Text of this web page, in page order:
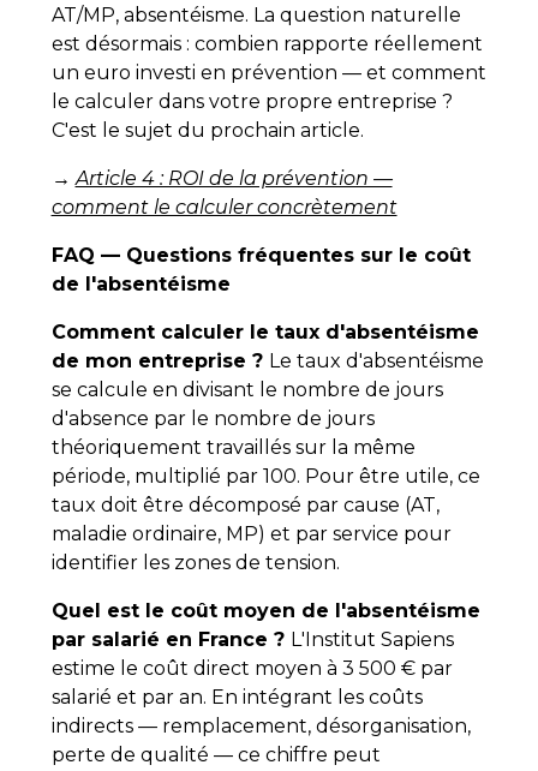
AT/MP, absentéisme. La question naturelle
est désormais : combien rapporte réellement
un euro investi en prévention — et comment
le calculer dans votre propre entreprise ?
C'est le sujet du prochain article.
→Article 4 : ROI de la prévention —
comment le calculer concrètement
FAQ — Questions fréquentes sur le coût
de l'absentéisme
Comment calculer le taux d'absentéisme
de mon entreprise ? Le taux d'absentéisme
se calcule en divisant le nombre de jours
d'absence par le nombre de jours
théoriquement travaillés sur la même
période, multiplié par 100. Pour être utile, ce
taux doit être décomposé par cause (AT,
maladie ordinaire, MP) et par service pour
identifier les zones de tension.
Quel est le coût moyen de l'absentéisme
par salarié en France ? L'Institut Sapiens
estime le coût direct moyen à 3 500 € par
salarié et par an. En intégrant les coûts
indirects — remplacement, désorganisation,
perte de qualité — ce chiffre peut